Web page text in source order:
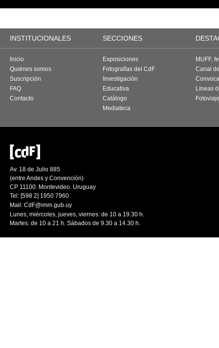
INSTITUCIONALES SECCIONES
Inicio
Quiénes somos
Suscripción
FAQ
Contacto
Exposiciones
Fotografías del CdF
Investigación
Educativa
Catálogo
Mediateca
MUFF,
Canal
Líneas
Av. 18 de Julio 885
(entre Andes y Convención)
CP 11100. Montevideo. Uruguay
Tel: [598 2] 1950 7960
Mail: CdF@imm.gub.uy
Lunes, miércoles, jueves, viernes: de 10 a 19.30 h.
Martes: de 10 a 21 h. Sábados de 9.30 a 14.30 h.